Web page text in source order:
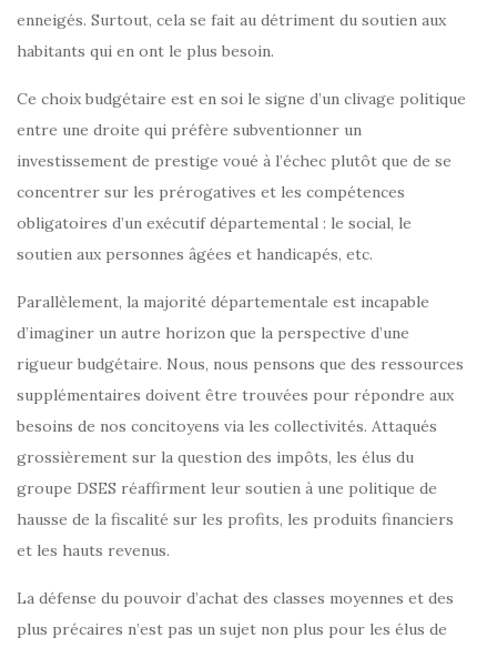
enneigés. Surtout, cela se fait au détriment du soutien aux
habitants qui en ont le plus besoin.
Ce choix budgétaire est en soi le signe d’un clivage politique
entre une droite qui préfère subventionner un
investissement de prestige voué à l’échec plutôt que de se
concentrer sur les prérogatives et les compétences
obligatoires d’un exécutif départemental : le social, le
soutien aux personnes âgées et handicapés, etc.
Parallèlement, la majorité départementale est incapable
d’imaginer un autre horizon que la perspective d’une
rigueur budgétaire. Nous, nous pensons que des ressources
supplémentaires doivent être trouvées pour répondre aux
besoins de nos concitoyens via les collectivités. Attaqués
grossièrement sur la question des impôts, les élus du
groupe DSES réaffirment leur soutien à une politique de
hausse de la fiscalité sur les profits, les produits financiers
et les hauts revenus.
La défense du pouvoir d’achat des classes moyennes et des
plus précaires n’est pas un sujet non plus pour les élus de